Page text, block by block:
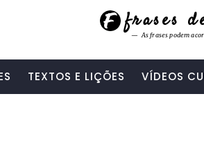
frases
As frases podem
TEXTOS E LIÇÕES VÍDEOS